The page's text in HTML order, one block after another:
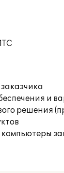
и
решения